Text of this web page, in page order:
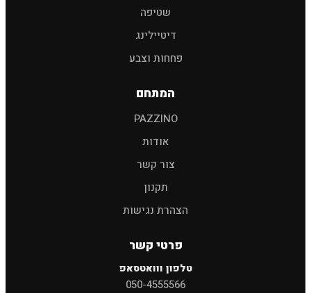
שטיפה
דיטיילינג
פחחות וצבע
המתחם
PAZZINO
אודות
צור קשר
תקנון
הצהרת נגישות
פרטי קשר
טלפון ווואטסאפ
050-4555566